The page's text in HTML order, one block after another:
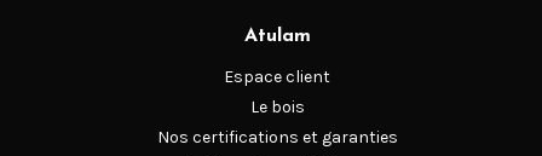
Atulam
Espace client
Le bois
Nos certifications et garanties